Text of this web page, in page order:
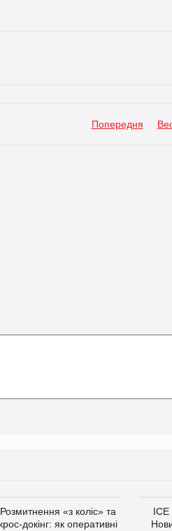
Попередня
Розмитнення «з коліс» та
крос-докінг: як оперативні
ICE